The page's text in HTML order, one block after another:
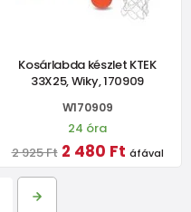
Kosárlabda készlet KTEK
33X25, Wiky, 170909
W170909
24 óra
2 925 Ft 2 480 Ft áfával